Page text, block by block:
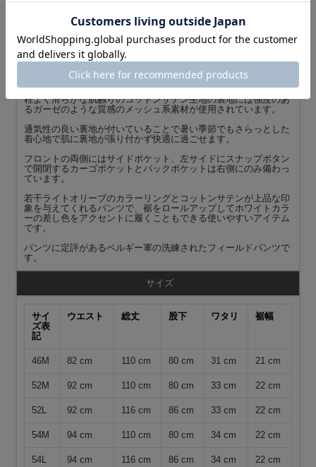
商品説明
実物 新品 デッドストック ベルギー軍 WHITE LINING フィール
ドパンツのご紹介です。
ベルギー軍からシンプルで使いやすい裏地付きのフィールドパン
ツが入荷しました。
程よく滑らかな肌触りのコットンサテン生地の裏地には強度のあ
るガーゼのような質感のメッシュ系素材が使用されています。
通気性の良い裏地が付いていることで暑い季節でもさらっとした
着心地で肌に裏地が張り付かず快適に過ごせます。
フロントの両側にはサイドポケット、左サイドにスナップボタン
で開閉するカーゴポケットとバックポケットは右側にのみ備わっ
ています。
若干ライトオリーブのカラーリングとコットンサテンが上品な印
象を与えてくれるパンツで、裾をロールアップしてホワイトカラ
ーの差し色をアクセントに履くこともできる使いやすいアイテム
です。
パンツに定評があるベルギー軍の洗練されたフィールドパンツで
す。
サイズ
サイ
ズ表
記
ウエスト 総丈 股下 ワタリ 裾幅
46M 82 cm 110 cm 80 cm 31 cm 21 cm
52M 92 cm 110 cm 80 cm 33 cm 22 cm
52L 92 cm 116 cm 86 cm 33 cm 22 cm
54M 94 cm 110 cm 80 cm 34 cm 22 cm
54L 94 cm 116 cm 86 cm 34 cm 22 cm